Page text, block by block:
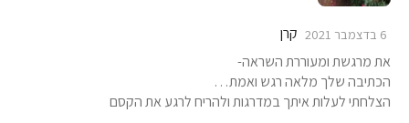
קרן 6 בדצמבר 2021
את מרגשת ומעוררת השראה-
הכתיבה שלך מלאה רגש ואמת…
הצלחתי לעלות איתך במדרגות ולהריח לרגע את הקסם